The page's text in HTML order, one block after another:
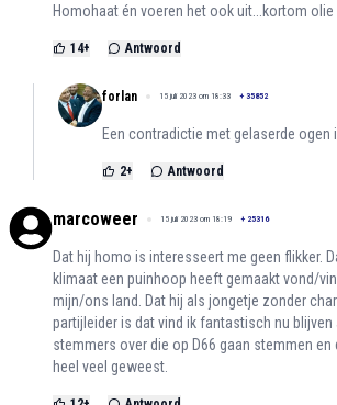
Homohaat én voeren het ook uit...kortom
14+ Antwoord
forlan 15 juli 2023 om 18:33 + 35852
Een contradictie met gelaserde
2+ Antwoord
marcoweer 15 juli 2023 om 18:19 + 25316
Dat hij homo is interesseert me geen flikker.
klimaat een puinhoop heeft gemaakt vond/
mijn/ons land. Dat hij als jongetje zonder
partijleider is dat vind ik fantastisch nu blijven
stemmers over die op D66 gaan stemmen
heel veel geweest.